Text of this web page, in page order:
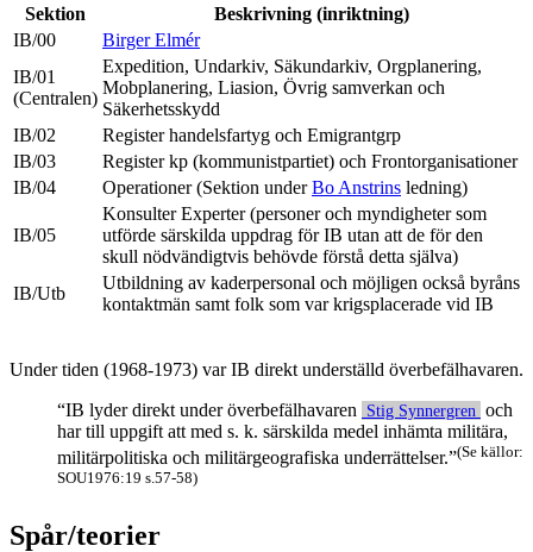
Sektion
Beskrivning (inriktning)
IB/00
Birger Elmér
IB/01
(Centralen)
Expedition, Undarkiv, Säkundarkiv, Orgplanering,
Mobplanering, Liasion, Övrig samverkan och
Säkerhetsskydd
IB/02
Register handelsfartyg och Emigrantgrp
IB/03
Register kp (kommunistpartiet) och Frontorganisationer
IB/04
Operationer (Sektion underBo Anstrins ledning)
IB/05
Konsulter Experter (personer och myndigheter som
utförde särskilda uppdrag för IB utan att de för den
skull nödvändigtvis behövde förstå detta själva)
IB/Utb
Utbildning av kaderpersonal och möjligen också byråns
kontaktmän samt folk som var krigsplacerade vid IB
Under tiden (1968-1973) var IB direkt underställd överbefälhavaren.
“IB lyder direkt under överbefälhavaren
Stig Synnergren och
har till uppgift att med s. k. särskilda medel inhämta militära,
militärpolitiska och militärgeografiska underrättelser.”(Se källor:
SOU1976:19 s.57-58)
Spår/teorier